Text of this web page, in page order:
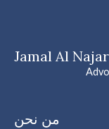
Jamal Al Najar
من نحن